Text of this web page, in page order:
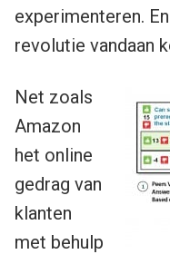
experimenteren.
revolutie vandaan
Net zoals
Amazon
het online
gedrag van
klanten
met behulp